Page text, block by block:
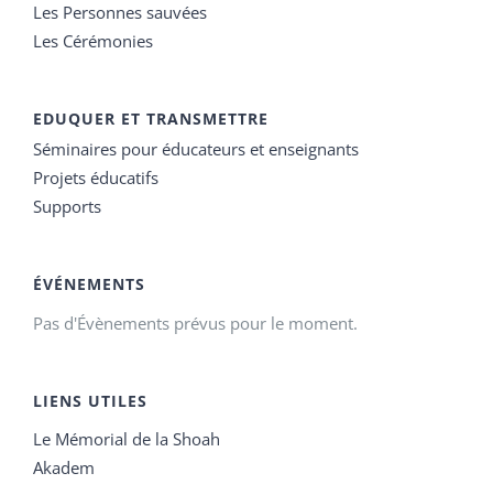
Les Personnes sauvées
Les Cérémonies
EDUQUER ET TRANSMETTRE
Séminaires pour éducateurs et enseignants
Projets éducatifs
Supports
ÉVÉNEMENTS
Pas d'Évènements prévus pour le moment.
LIENS UTILES
Le Mémorial de la Shoah
Akadem